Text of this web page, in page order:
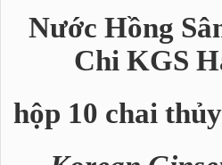
Nước Hồng
Chi KGS
hộp 10 chai